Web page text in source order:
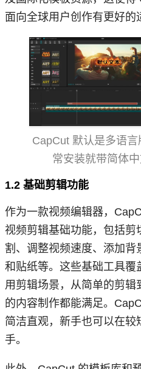
面向全球用户创作有更好的
CapCut 默认是多语言
常安装就带简体
1.2 基础剪辑功能
作为一款视频编辑器，
视频剪辑基础功能，包括剪
割、调整视频速度、添加背
和贴纸等。这些基础工具覆
用剪辑场景，从简单的剪辑
的内容制作都能满足。
简洁直观，新手也可以在较
手。